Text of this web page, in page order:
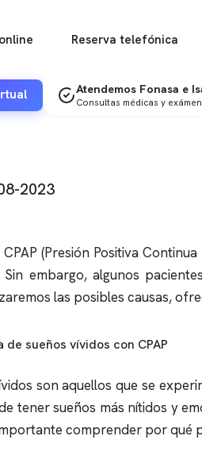
Reserva telefónica
Atendemos Fonasa e
Consultas médicas y
2023
(Presión Positiva
Sin embargo, algunos
las posibles causas,
de sueños vívidos con CPAP
son aquellos que se
tener sueños más nítidos y
comprender por qué